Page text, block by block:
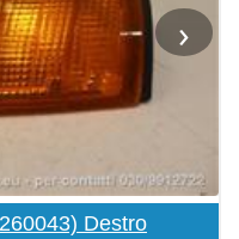
›
Destro